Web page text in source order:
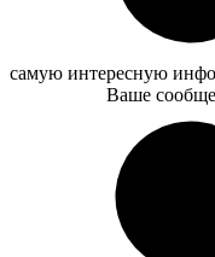
самую интересную
Ваше